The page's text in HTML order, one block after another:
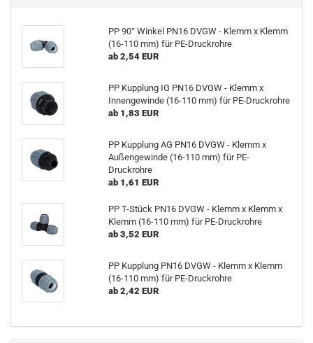
PP 90° Winkel PN16 DVGW - Klemm x Klemm
(16-110 mm) für PE-Druckrohre
ab 2,54 EUR
PP Kupplung IG PN16 DVGW - Klemm x
Innengewinde (16-110 mm) für PE-Druckrohre
ab 1,83 EUR
PP Kupplung AG PN16 DVGW - Klemm x
Außengewinde (16-110 mm) für PE-
Druckrohre
ab 1,61 EUR
PP T-Stück PN16 DVGW - Klemm x Klemm x
Klemm (16-110 mm) für PE-Druckrohre
ab 3,52 EUR
PP Kupplung PN16 DVGW - Klemm x Klemm
(16-110 mm) für PE-Druckrohre
ab 2,42 EUR